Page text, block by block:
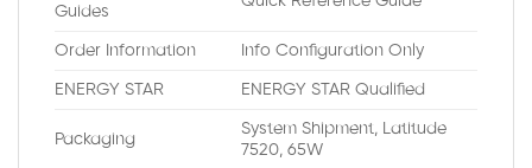
Guides
Order Information Info Configuration Only
ENERGY STAR ENERGY STAR Qualified
Packaging
System Shipment, Latitude
7520, 65W